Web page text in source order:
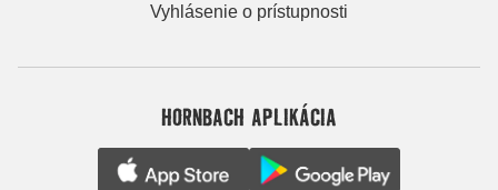
Vyhlásenie o prístupnosti
HORNBACH APLIKÁCIA